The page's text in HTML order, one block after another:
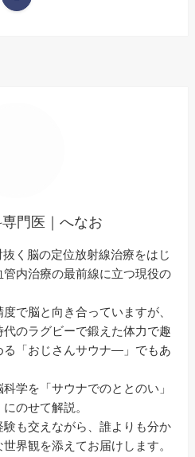
門医｜へなお
く脳の定位放射線治療をはじ
内治療の最前線に立つ現役の
で脳と向き合っていますが、
のラグビーで鍛えた体力で趣
る「おじさんサウナ―」でもあ
学を「サウナでのととのい」
のせて解説。
も交えながら、誰よりも分か
界観を添えてお届けします。